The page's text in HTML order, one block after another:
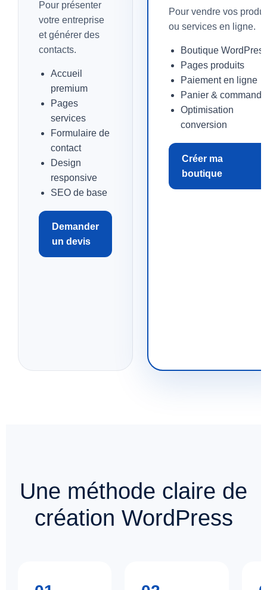
Pour présenter
votre entreprise
et générer des
contacts.
Accueil
premium
Pages
services
Formulaire de
contact
Design
responsive
SEO de base
Demander
un devis
Pour vendre vos
ou services en ligne.
Boutique
Pages produits
Paiement en ligne
Panier & commande
Optimisation
conversion
Créer ma
boutique
Une méthode claire de
création WordPress